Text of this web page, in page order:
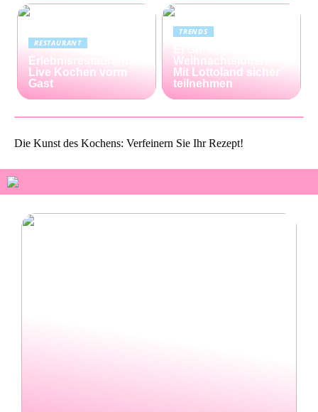
RESTAURANT
Erlebnisrestaurants:
Live Kochen vorm
Gast
TRENDS
Weihnachtslotterie:
Mit Lottoland sicher
teilnehmen
Die Kunst des Kochens: Verfeinern Sie Ihr Rezept!